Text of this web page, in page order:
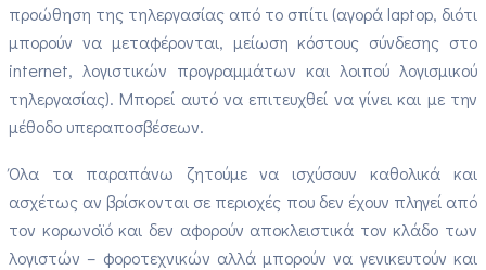
προώθηση της τηλεργασίας από το σπίτι (αγορά laptop, διότι
μπορούν να μεταφέρονται, μείωση κόστους σύνδεσης στο
internet, λογιστικών προγραμμάτων και λοιπού λογισμικού
τηλεργασίας). Μπορεί αυτό να επιτευχθεί να γίνει και με την
μέθοδο υπεραποσβέσεων.
Όλα τα παραπάνω ζητούμε να ισχύσουν καθολικά και
ασχέτως αν βρίσκονται σε περιοχές που δεν έχουν πληγεί από
τον κορωνοϊό και δεν αφορούν αποκλειστικά τον κλάδο των
λογιστών – φοροτεχνικών αλλά μπορούν να γενικευτούν και